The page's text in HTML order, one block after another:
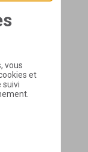
vous
et
suivi